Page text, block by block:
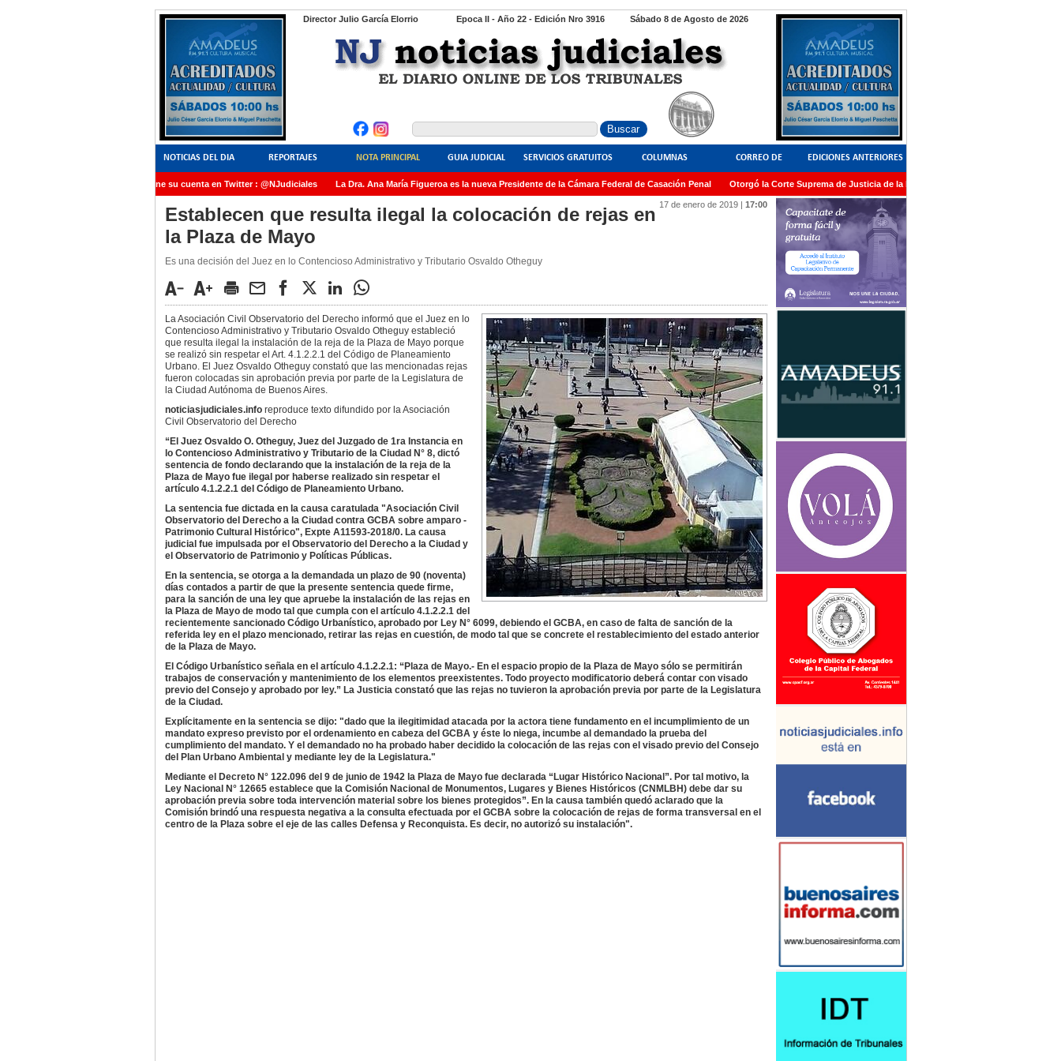
Director Julio García Elorrio Sábado 8 de Agosto de 2026
Epoca II - Año 22 - Edición Nro 3916
NOTICIAS DEL DIA REPORTAJES NOTA PRINCIPAL GUIA JUDICIAL SERVICIOS GRATUITOS COLUMNAS CORREO DE
LECTORES
EDICIONES ANTERIORES
NoticiasJudiciales.INFO tiene su cuenta en Twitter : @NJudiciales La Dra. Ana María Figueroa es la nueva Presidente de la Cámara Federal de Casación Penal Otorgó la Corte Suprema de Justicia de la Nación una medalla al Dr. Raul
AMIA quedó radicada ante el Juez Daniel Rafecas 17 de enero de 2019| 17:00
Establecen que resulta ilegal la colocación de rejas en
la Plaza de Mayo
Es una decisión del Juez en lo Contencioso Administrativo y Tributario Osvaldo Otheguy
La Asociación Civil Observatorio del Derecho informó que el Juez en lo
Contencioso Administrativo y Tributario Osvaldo Otheguy estableció
que resulta ilegal la instalación de la reja de la Plaza de Mayo porque
se realizó sin respetar el Art. 4.1.2.2.1 del Código de Planeamiento
Urbano. El Juez Osvaldo Otheguy constató que las mencionadas rejas
fueron colocadas sin aprobación previa por parte de la Legislatura de
la Ciudad Autónoma de Buenos Aires.
noticiasjudiciales.info reproduce texto difundido por la Asociación
Civil Observatorio del Derecho
“El Juez Osvaldo O. Otheguy, Juez del Juzgado de 1ra Instancia en
lo Contencioso Administrativo y Tributario de la Ciudad N° 8, dictó
sentencia de fondo declarando que la instalación de la reja de la
Plaza de Mayo fue ilegal por haberse realizado sin respetar el
artículo 4.1.2.2.1 del Código de Planeamiento Urbano.
La sentencia fue dictada en la causa caratulada "Asociación Civil
Observatorio del Derecho a la Ciudad contra GCBA sobre amparo -
Patrimonio Cultural Histórico", Expte A11593-2018/0. La causa
judicial fue impulsada por el Observatorio del Derecho a la Ciudad y
el Observatorio de Patrimonio y Políticas Públicas.
En la sentencia, se otorga a la demandada un plazo de 90 (noventa)
días contados a partir de que la presente sentencia quede firme,
para la sanción de una ley que apruebe la instalación de las rejas en
la Plaza de Mayo de modo tal que cumpla con el artículo 4.1.2.2.1 del
recientemente sancionado Código Urbanístico, aprobado por Ley N° 6099, debiendo el GCBA, en caso de falta de sanción de la
referida ley en el plazo mencionado, retirar las rejas en cuestión, de modo tal que se concrete el restablecimiento del estado anterior
de la Plaza de Mayo.
El Código Urbanístico señala en el artículo 4.1.2.2.1: “Plaza de Mayo.- En el espacio propio de la Plaza de Mayo sólo se permitirán
trabajos de conservación y mantenimiento de los elementos preexistentes. Todo proyecto modificatorio deberá contar con visado
previo del Consejo y aprobado por ley.” La Justicia constató que las rejas no tuvieron la aprobación previa por parte de la Legislatura
de la Ciudad.
Explícitamente en la sentencia se dijo: "dado que la ilegitimidad atacada por la actora tiene fundamento en el incumplimiento de un
mandato expreso previsto por el ordenamiento en cabeza del GCBA y éste lo niega, incumbe al demandado la prueba del
cumplimiento del mandato. Y el demandado no ha probado haber decidido la colocación de las rejas con el visado previo del Consejo
del Plan Urbano Ambiental y mediante ley de la Legislatura."
Mediante el Decreto N° 122.096 del 9 de junio de 1942 la Plaza de Mayo fue declarada “Lugar Histórico Nacional”. Por tal motivo, la
Ley Nacional N° 12665 establece que la Comisión Nacional de Monumentos, Lugares y Bienes Históricos (CNMLBH) debe dar su
aprobación previa sobre toda intervención material sobre los bienes protegidos”. En la causa también quedó aclarado que la
Comisión brindó una respuesta negativa a la consulta efectuada por el GCBA sobre la colocación de rejas de forma transversal en el
centro de la Plaza sobre el eje de las calles Defensa y Reconquista. Es decir, no autorizó su instalación".